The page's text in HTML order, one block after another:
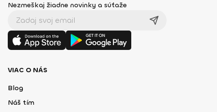
Nezmeškaj žiadne novinky a súťaže
VIAC O NÁS
Blog
Náš tím